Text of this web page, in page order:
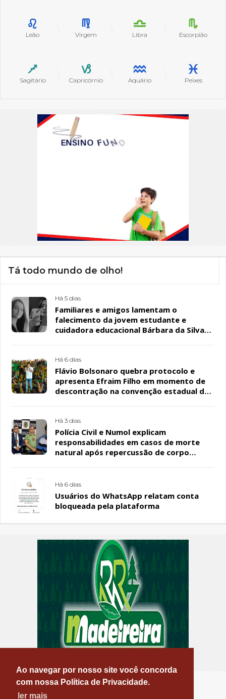
Ao navegar por nosso site você concorda
com nossa Política de Privacidade.
ler mais
Leão Virgem Libra Escorpião
Sagitário Capricórnio Aquário Peixes
Tá todo mundo de olho!
Há 5 dias
Familiares e amigos lamentam o
falecimento da jovem estudante e
cuidadora educacional Bárbara da Silva
Há 6 dias
Flávio Bolsonaro quebra protocolo e
apresenta Efraim Filho em momento de
descontração na convenção estadual do
Há 3 dias
Polícia Civil e Numol explicam
responsabilidades em casos de morte
natural após repercussão de corpo
Há 6 dias
Usuários do WhatsApp relatam conta
bloqueada pela plataforma